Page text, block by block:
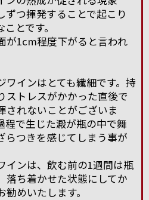
ずつ揮発することで起こり
とです。
が1cm程度下がると言われ
ワインはとても繊細です。持
ストレスがかかった直後で
されないことがございま
程で生じた澱が瓶の中で舞
らつきを感じてしまう事が
インは、飲む前の1週間は瓶
落ち着かせた状態にしてか
めいたします。